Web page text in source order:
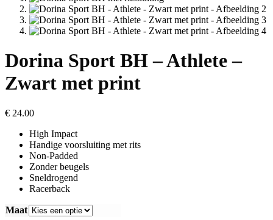
Dorina Sport BH – Athlete –
Zwart met print
€ 24.00
High Impact
Handige voorsluiting met rits
Non-Padded
Zonder beugels
Sneldrogend
Racerback
Maat